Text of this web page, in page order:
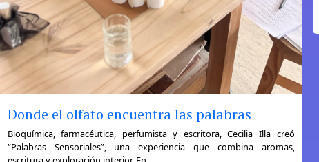
Donde el olfato encuentra las palabras
Bioquímica, farmacéutica, perfumista y escritora, Cecilia Illa creó
“Palabras Sensoriales”, una experiencia que combina aromas,
:
Donde